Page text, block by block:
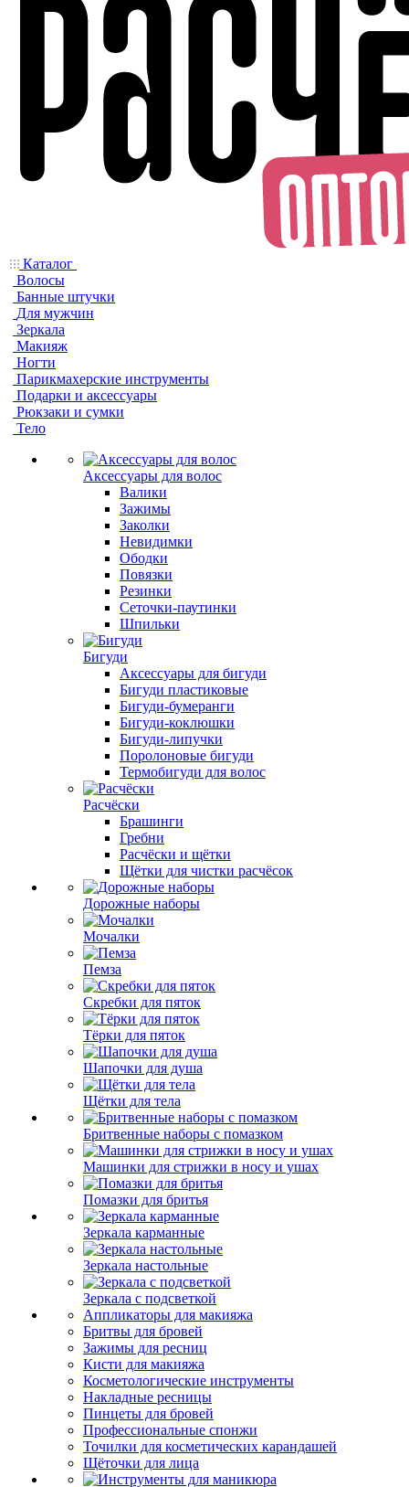
Каталог
Волосы
Банные штучки
Для мужчин
Зеркала
Макияж
Ногти
Парикмахерские инструменты
Подарки и аксессуары
Рюкзаки и сумки
Тело
Аксессуары для волос
Валики
Зажимы
Заколки
Невидимки
Ободки
Повязки
Резинки
Сеточки-паутинки
Шпильки
Бигуди
Аксессуары для бигуди
Бигуди пластиковые
Бигуди-бумеранги
Бигуди-коклюшки
Бигуди-липучки
Поролоновые бигуди
Термобигуди для волос
Расчёски
Брашинги
Гребни
Расчёски и щётки
Щётки для чистки расчёсок
Дорожные наборы
Мочалки
Пемза
Скребки для пяток
Тёрки для пяток
Шапочки для душа
Щётки для тела
Бритвенные наборы с помазком
Машинки для стрижки в носу и ушах
Помазки для бритья
Зеркала карманные
Зеркала настольные
Зеркала с подсветкой
Аппликаторы для макияжа
Бритвы для бровей
Зажимы для ресниц
Кисти для макияжа
Косметологические инструменты
Накладные ресницы
Пинцеты для бровей
Профессиональные спонжи
Точилки для косметических карандашей
Щёточки для лица